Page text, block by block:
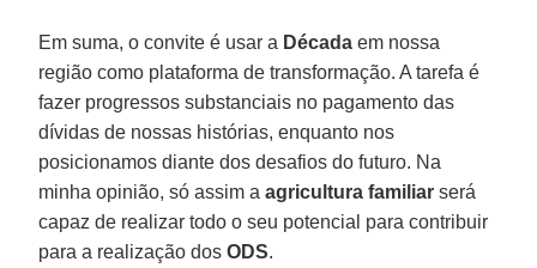
Em suma, o convite é usar a Década em nossa
região como plataforma de transformação. A tarefa é
fazer progressos substanciais no pagamento das
dívidas de nossas histórias, enquanto nos
posicionamos diante dos desafios do futuro. Na
minha opinião, só assim aagricultura familiar será
capaz de realizar todo o seu potencial para contribuir
para a realização dosODS.